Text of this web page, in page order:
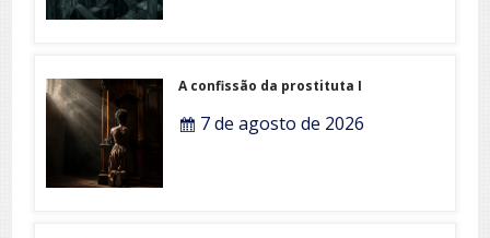
A confissão da prostituta I
7 de agosto de 2026